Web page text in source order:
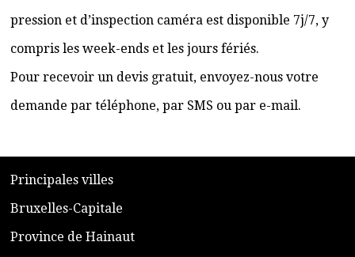
pression et d’inspection caméra est disponible 7j/7, y
compris les week-ends et les jours fériés.
Pour recevoir un devis gratuit, envoyez-nous votre
demande par téléphone, par SMS ou par e-mail.
​Principales villes
​Bruxelles-Capitale
​Province de Hainaut